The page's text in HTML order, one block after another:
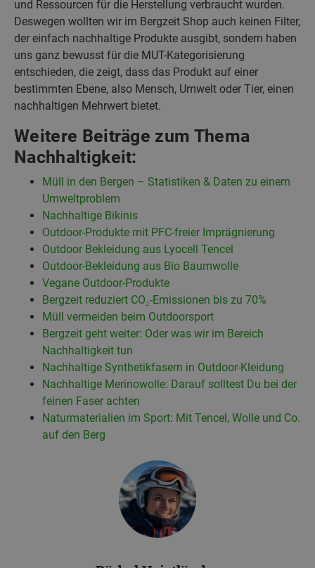
und Ressourcen für die Herstellung verbraucht wurden.
Deswegen wollten wir im Bergzeit Shop auch keinen Filter,
der einfach nachhaltige Produkte ausgibt, sondern haben
uns ganz bewusst für die MUT-Kategorisierung
entschieden, die zeigt, dass das Produkt auf einer
bestimmten Ebene, also Mensch, Umwelt oder Tier, einen
nachhaltigen Mehrwert bietet.
Weitere Beiträge zum Thema
Nachhaltigkeit:
Müll in den Bergen – Statistiken & Daten zu einem
Umweltproblem
Nachhaltige Bikinis
Outdoor-Produkte mit PFC-freier Imprägnierung
Outdoor Bekleidung aus Lyocell Tencel
Outdoor-Bekleidung aus Bio Baumwolle
Vegane Outdoor-Produkte
Bergzeit reduziert CO₂-Emissionen bis zu 70%
Müll vermeiden beim Outdoorsport
Bergzeit geht weiter: Oder was wir im Bereich
Nachhaltigkeit tun
Nachhaltige Synthetikfasern in Outdoor-Kleidung
Nachhaltige Merinowolle: Darauf solltest Du bei der
feinen Faser achten
Naturmaterialien im Sport: Mit Tencel, Wolle und Co.
auf den Berg